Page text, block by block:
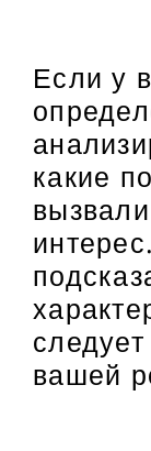
Если у
какие
вашей